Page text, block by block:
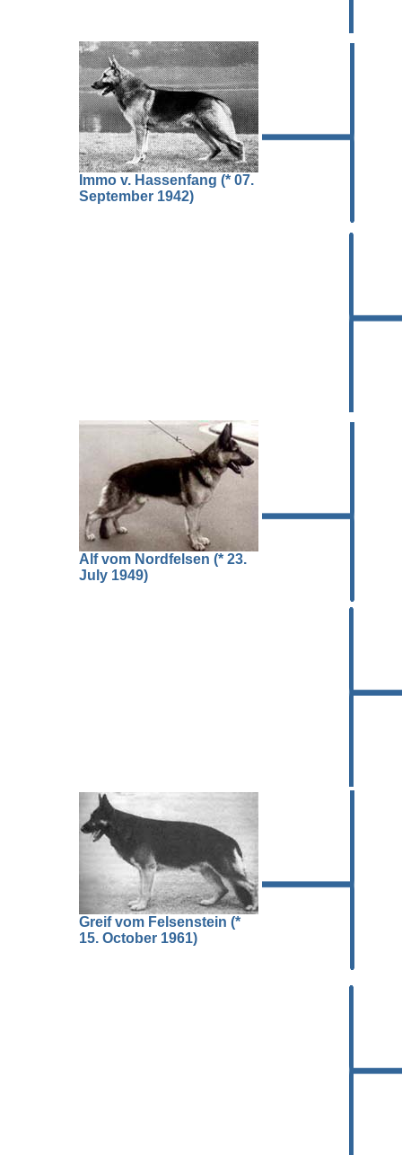
Immo v. Hassenfang (* 07.
September 1942)
Alf vom Nordfelsen (* 23.
July 1949)
Greif vom Felsenstein (*
15. October 1961)